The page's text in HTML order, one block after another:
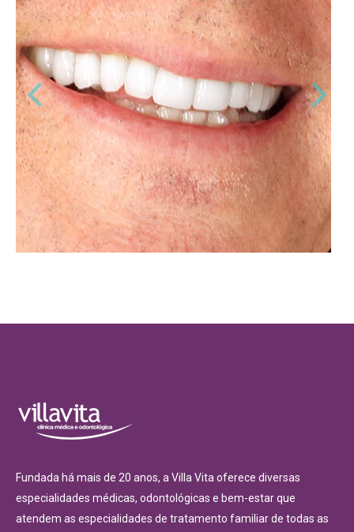
Fundada há mais de 20 anos, a Villa Vita oferece diversas
especialidades médicas, odontológicas e bem-estar que
atendem as especialidades de tratamento familiar de todas as